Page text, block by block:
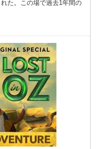
た。この場で過去1年間の